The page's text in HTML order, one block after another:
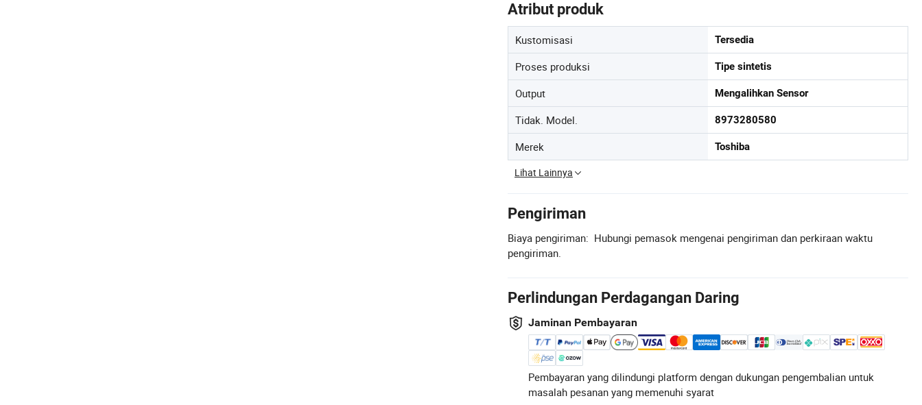
Atribut produk
Kustomisasi Tersedia
Proses produksi Tipe sintetis
Output Mengalihkan Sensor
Tidak. Model. 8973280580
Merek Toshiba
Lihat Lainnya
Pengiriman
Biaya pengiriman: Hubungi pemasok mengenai pengiriman dan perkiraan waktu
pengiriman.
Perlindungan Perdagangan Daring
Jaminan Pembayaran
Pembayaran yang dilindungi platform dengan dukungan pengembalian untuk
masalah pesanan yang memenuhi syarat